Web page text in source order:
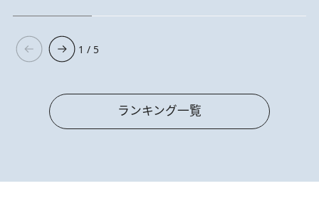
1 / 5
ランキング一覧